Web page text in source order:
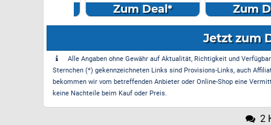
Zum Deal* Zum
Jetzt zum
Alle Angaben ohne Gewähr auf Aktualität, Richtigkeit und
Sternchen (*) gekennzeichneten Links sind Provisions-Links, auch
bekommen wir vom betreffenden Anbieter oder Online-Shop eine
keine Nachteile beim Kauf oder Preis.
2